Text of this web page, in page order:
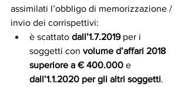
assimilati l’obbligo di memorizzazione /
invio dei corrispettivi:
è scattato dall’1.7.2019 per i
soggetti con volume d’affari 2018
superiore a € 400.000 e
dall’1.1.2020 per gli altri soggetti.